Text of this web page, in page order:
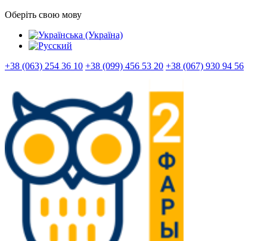
Оберіть свою мову
+38 (063) 254 36 10 +38 (099) 456 53 20 +38 (067) 930 94 56